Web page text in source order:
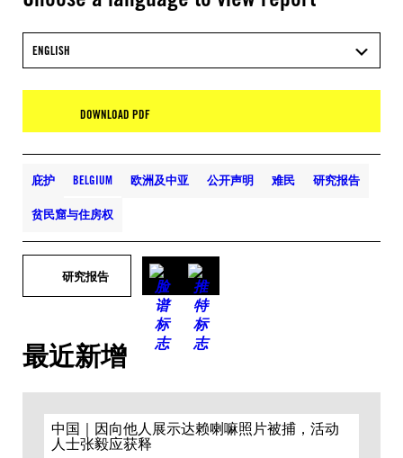
ENGLISH
DOWNLOAD PDF
庇护 BELGIUM 欧洲及中亚 公开声明 难民 研究报告
贫民窟与住房权
研究报告
最近新增
中国｜因向他人展示达赖喇嘛照片被捕，活动
人士张毅应获释